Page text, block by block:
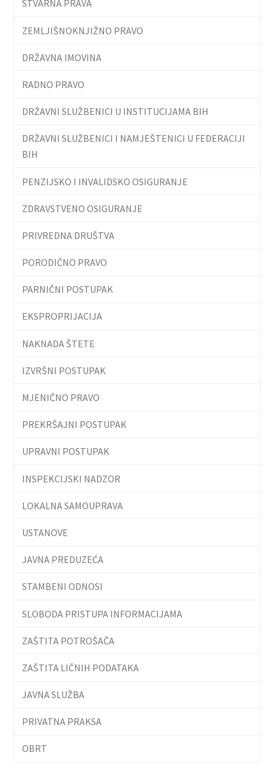
STVARNA PRAVA
ZEMLJIŠNOKNJIŽNO PRAVO
DRŽAVNA IMOVINA
RADNO PRAVO
DRŽAVNI SLUŽBENICI U INSTITUCIJAMA BIH
DRŽAVNI SLUŽBENICI I NAMJEŠTENICI U FEDERACIJI
BIH
PENZIJSKO I INVALIDSKO OSIGURANJE
ZDRAVSTVENO OSIGURANJE
PRIVREDNA DRUŠTVA
PORODIČNO PRAVO
PARNIČNI POSTUPAK
EKSPROPRIJACIJA
NAKNADA ŠTETE
IZVRŠNI POSTUPAK
MJENIČNO PRAVO
PREKRŠAJNI POSTUPAK
UPRAVNI POSTUPAK
INSPEKCIJSKI NADZOR
LOKALNA SAMOUPRAVA
USTANOVE
JAVNA PREDUZEĆA
STAMBENI ODNOSI
SLOBODA PRISTUPA INFORMACIJAMA
ZAŠTITA POTROŠAČA
ZAŠTITA LIČNIH PODATAKA
JAVNA SLUŽBA
PRIVATNA PRAKSA
OBRT